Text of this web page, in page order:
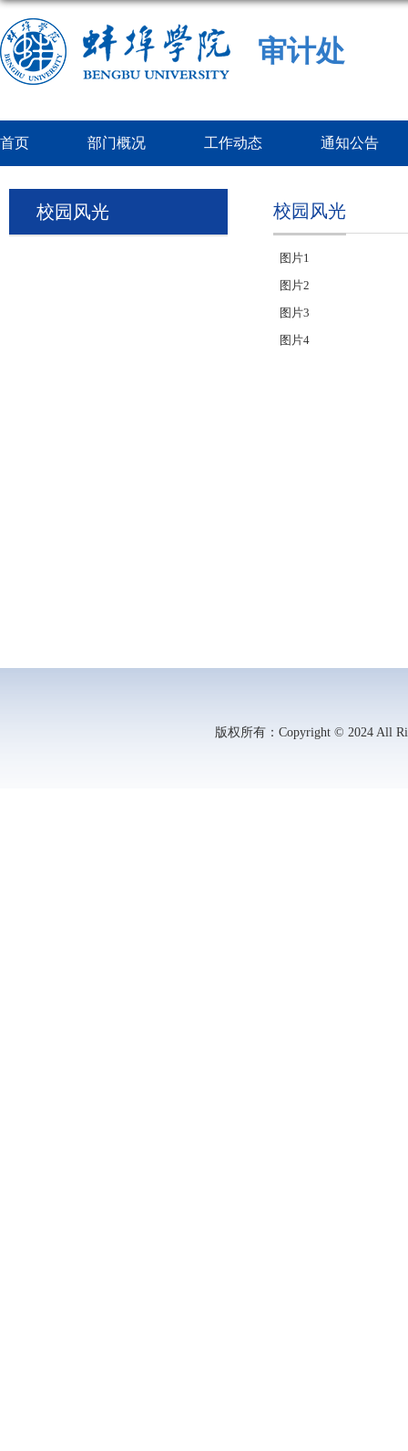
审计处
首页 部门概况 工作动态 通知公告
校园风光 校园风光
图片1
图片2
图片3
图片4
版权所有：Copyright © 2024 All